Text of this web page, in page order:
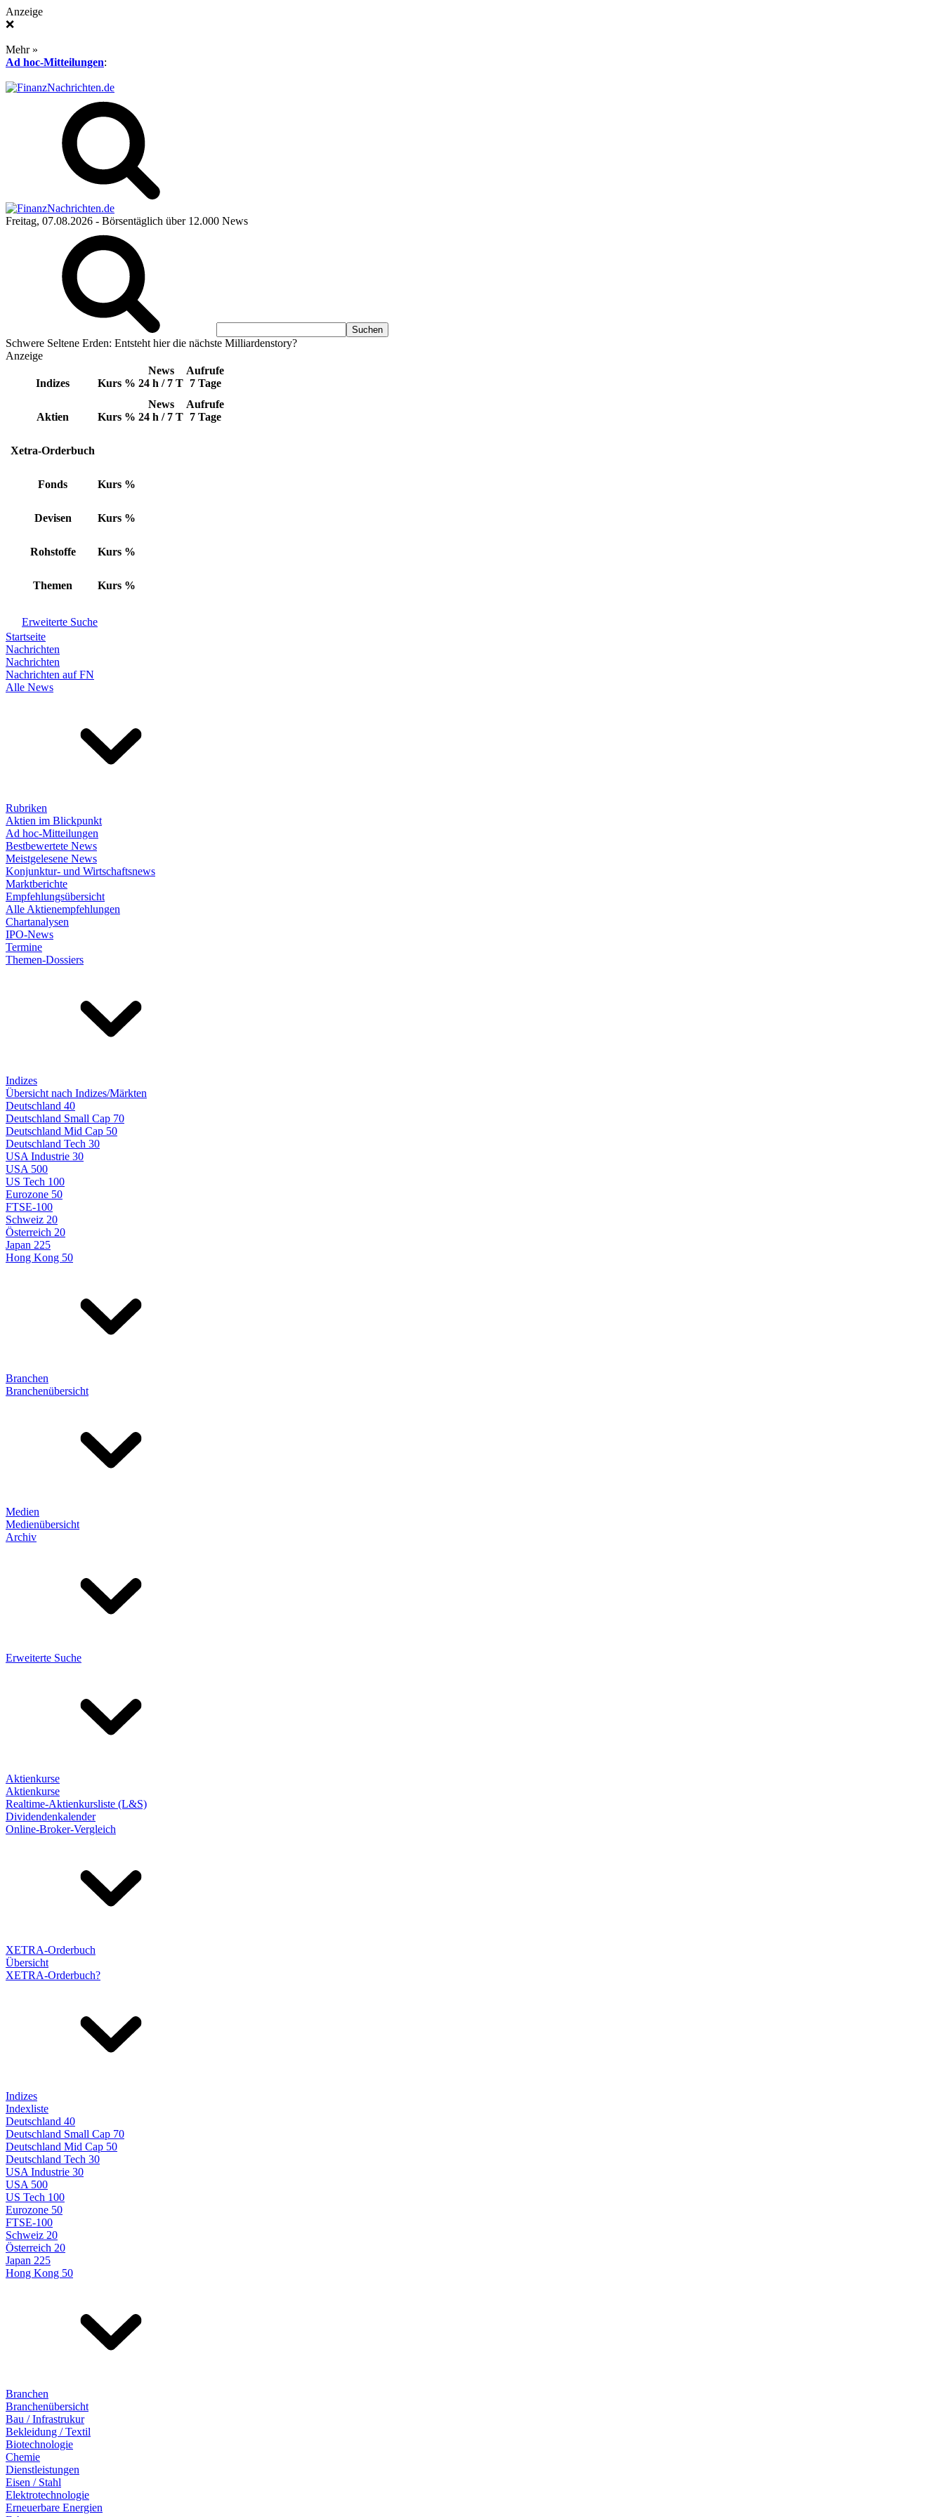
Anzeige
❌
Mehr »
Ad hoc-Mitteilungen:
Freitag, 07.08.2026 - Börsentäglich über 12.000 News
Schwere Seltene Erden: Entsteht hier die nächste Milliardenstory?
Anzeige
Indizes Kurs %
News
24 h / 7 T
Aufrufe
7 Tage
Aktien Kurs %
News
24 h / 7 T
Aufrufe
7 Tage
Xetra-Orderbuch
Fonds Kurs %
Devisen Kurs %
Rohstoffe Kurs %
Themen Kurs %
Erweiterte Suche
Startseite
Nachrichten
Nachrichten
Nachrichten auf FN
Alle News
Rubriken
Aktien im Blickpunkt
Ad hoc-Mitteilungen
Bestbewertete News
Meistgelesene News
Konjunktur- und Wirtschaftsnews
Marktberichte
Empfehlungsübersicht
Alle Aktienempfehlungen
Chartanalysen
IPO-News
Termine
Themen-Dossiers
Indizes
Übersicht nach Indizes/Märkten
Deutschland 40
Deutschland Small Cap 70
Deutschland Mid Cap 50
Deutschland Tech 30
USA Industrie 30
USA 500
US Tech 100
Eurozone 50
FTSE-100
Schweiz 20
Österreich 20
Japan 225
Hong Kong 50
Branchen
Branchenübersicht
Medien
Medienübersicht
Archiv
Erweiterte Suche
Aktienkurse
Aktienkurse
Realtime-Aktienkursliste (L&S)
Dividendenkalender
Online-Broker-Vergleich
XETRA-Orderbuch
Übersicht
XETRA-Orderbuch?
Indizes
Indexliste
Deutschland 40
Deutschland Small Cap 70
Deutschland Mid Cap 50
Deutschland Tech 30
USA Industrie 30
USA 500
US Tech 100
Eurozone 50
FTSE-100
Schweiz 20
Österreich 20
Japan 225
Hong Kong 50
Branchen
Branchenübersicht
Bau / Infrastrukur
Bekleidung / Textil
Biotechnologie
Chemie
Dienstleistungen
Eisen / Stahl
Elektrotechnologie
Erneuerbare Energien